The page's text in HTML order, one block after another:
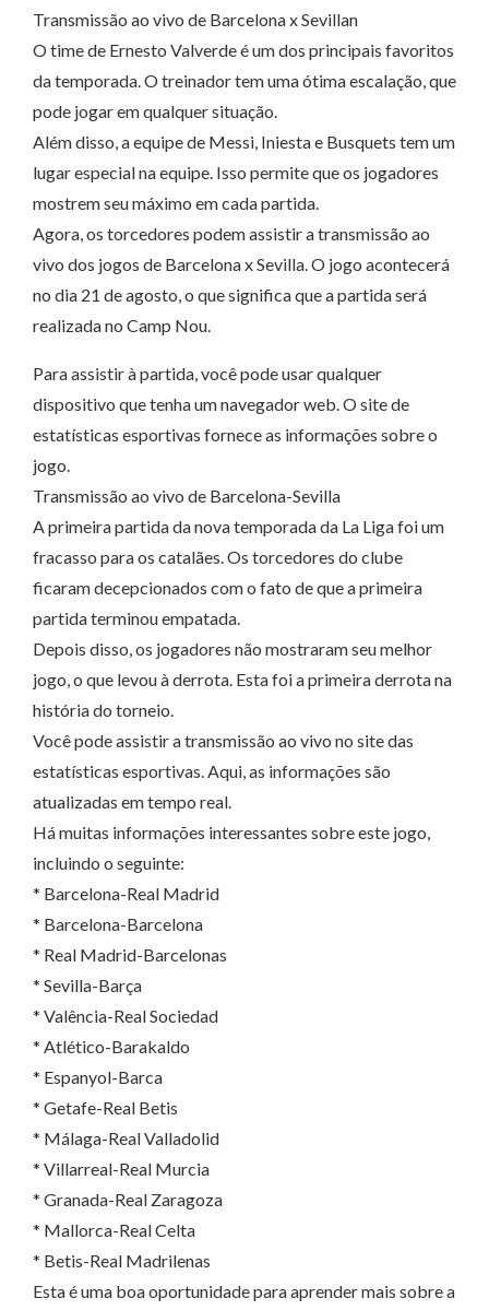
Transmissão ao vivo de Barcelona x Sevillan
O time de Ernesto Valverde é um dos principais favoritos
da temporada. O treinador tem uma ótima escalação, que
pode jogar em qualquer situação.
Além disso, a equipe de Messi, Iniesta e Busquets tem um
lugar especial na equipe. Isso permite que os jogadores
mostrem seu máximo em cada partida.
Agora, os torcedores podem assistir a transmissão ao
vivo dos jogos de Barcelona x Sevilla. O jogo acontecerá
no dia 21 de agosto, o que significa que a partida será
realizada no Camp Nou.
Para assistir à partida, você pode usar qualquer
dispositivo que tenha um navegador web. O site de
estatísticas esportivas fornece as informações sobre o
jogo.
Transmissão ao vivo de Barcelona-Sevilla
A primeira partida da nova temporada da La Liga foi um
fracasso para os catalães. Os torcedores do clube
ficaram decepcionados com o fato de que a primeira
partida terminou empatada.
Depois disso, os jogadores não mostraram seu melhor
jogo, o que levou à derrota. Esta foi a primeira derrota na
história do torneio.
Você pode assistir a transmissão ao vivo no site das
estatísticas esportivas. Aqui, as informações são
atualizadas em tempo real.
Há muitas informações interessantes sobre este jogo,
incluindo o seguinte:
* Barcelona-Real Madrid
* Barcelona-Barcelona
* Real Madrid-Barcelonas
* Sevilla-Barça
* Valência-Real Sociedad
* Atlético-Barakaldo
* Espanyol-Barca
* Getafe-Real Betis
* Málaga-Real Valladolid
* Villarreal-Real Murcia
* Granada-Real Zaragoza
* Mallorca-Real Celta
* Betis-Real Madrilenas
Esta é uma boa oportunidade para aprender mais sobre a